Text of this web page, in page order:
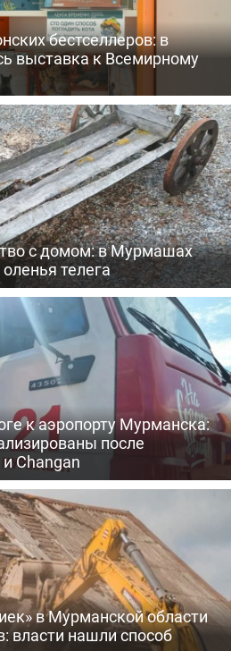
бестселлеров: в
выставка к Всемирному
с домом: в Мурмашах
телега
к аэропорту Мурманска:
после
Changan
в Мурманской области
власти нашли способ